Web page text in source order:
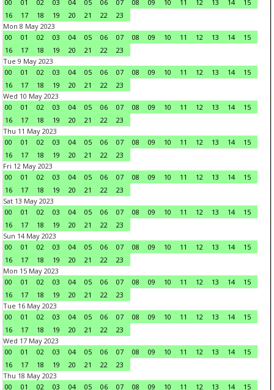
00
01 02 03 04 05 06 07 08 09 10 11 12 13 14
15
16
17 18 19 20 21 22
23
Mon 8 May 2023
00
01 02 03 04 05 06 07 08 09 10 11 12 13 14
15
16
17 18 19 20 21 22
23
Tue 9 May 2023
00
01 02 03 04 05 06 07 08 09 10 11 12 13 14
15
16
17 18 19 20 21 22
23
Wed 10 May 2023
00
01 02 03 04 05 06 07 08 09 10 11 12 13 14
15
16
17 18 19 20 21 22
23
Thu 11 May 2023
00
01 02 03 04 05 06 07 08 09 10 11 12 13 14
15
16
17 18 19 20 21 22
23
Fri 12 May 2023
00
01 02 03 04 05 06 07 08 09 10 11 12 13 14
15
16
17 18 19 20 21 22
23
Sat 13 May 2023
00
01 02 03 04 05 06 07 08 09 10 11 12 13 14
15
16
17 18 19 20 21 22
23
Sun 14 May 2023
00
01 02 03 04 05 06 07 08 09 10 11 12 13 14
15
16
17 18 19 20 21 22
23
Mon 15 May 2023
00
01 02 03 04 05 06 07 08 09 10 11 12 13 14
15
16
17 18 19 20 21 22
23
Tue 16 May 2023
00
01 02 03 04 05 06 07 08 09 10 11 12 13 14
15
16
17 18 19 20 21 22
23
Wed 17 May 2023
00
01 02 03 04 05 06 07 08 09 10 11 12 13 14
15
16
17 18 19 20 21 22
23
Thu 18 May 2023
00
01 02 03 04 05 06 07 08 09 10 11 12 13 14 15